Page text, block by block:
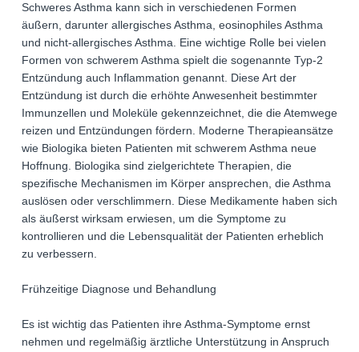
Schweres Asthma kann sich in verschiedenen Formen
äußern, darunter allergisches Asthma, eosinophiles Asthma
und nicht-allergisches Asthma. Eine wichtige Rolle bei vielen
Formen von schwerem Asthma spielt die sogenannte Typ-2
Entzündung auch Inflammation genannt. Diese Art der
Entzündung ist durch die erhöhte Anwesenheit bestimmter
Immunzellen und Moleküle gekennzeichnet, die die Atemwege
reizen und Entzündungen fördern. Moderne Therapieansätze
wie Biologika bieten Patienten mit schwerem Asthma neue
Hoffnung. Biologika sind zielgerichtete Therapien, die
spezifische Mechanismen im Körper ansprechen, die Asthma
auslösen oder verschlimmern. Diese Medikamente haben sich
als äußerst wirksam erwiesen, um die Symptome zu
kontrollieren und die Lebensqualität der Patienten erheblich
zu verbessern.
Frühzeitige Diagnose und Behandlung
Es ist wichtig das Patienten ihre Asthma-Symptome ernst
nehmen und regelmäßig ärztliche Unterstützung in Anspruch